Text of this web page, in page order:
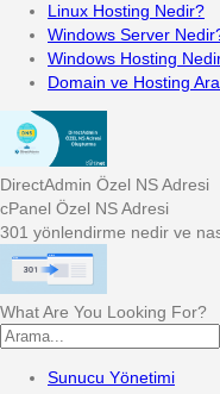
Linux Hosting Nedir?
Windows Server
Windows Hosting
Domain ve Hosting
DirectAdmin Özel NS Adresi
cPanel Özel NS Adresi
301 yönlendirme nedir ve
What Are You Looking For?
Sunucu Yönetimi